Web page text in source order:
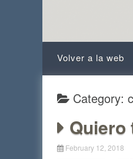
Volver a la web
Category:
February 12, 2018